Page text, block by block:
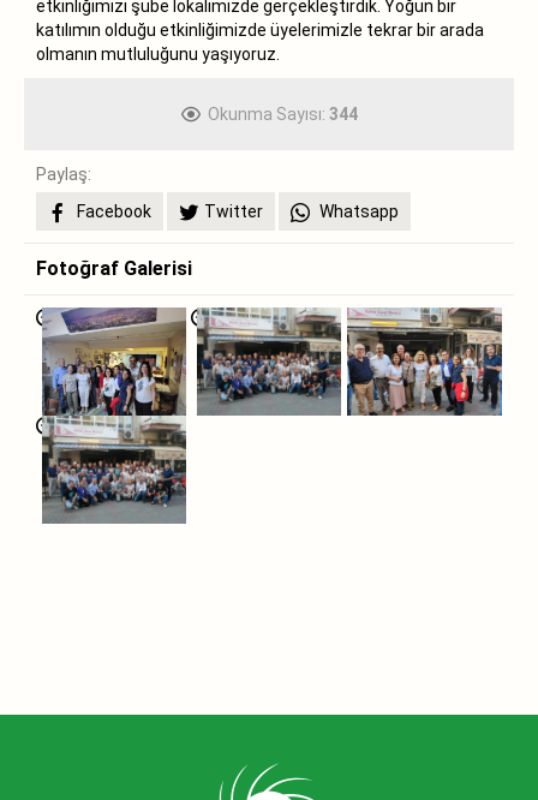
etkinliğimizi şube lokalimizde gerçekleştirdik. Yoğun bir
katılımın olduğu etkinliğimizde üyelerimizle tekrar bir arada
olmanın mutluluğunu yaşıyoruz.
Okunma Sayısı: 344
Paylaş:
Facebook
Twitter Whatsapp
Fotoğraf Galerisi